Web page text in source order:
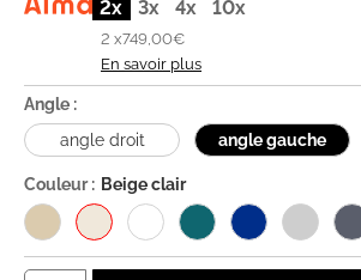
2x 3x 4x 10x
2 x749,00€
En savoir plus
Angle :
angle droit
angle gauche
Couleur : Beige clair